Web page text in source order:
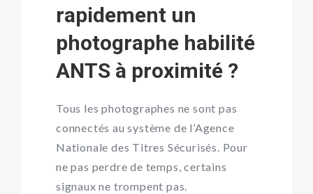
rapidement un
photographe habilité
ANTS à proximité ?
Tous les photographes ne sont pas
connectés au système de l’Agence
Nationale des Titres Sécurisés. Pour
ne pas perdre de temps, certains
signaux ne trompent pas.